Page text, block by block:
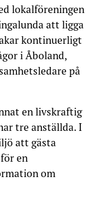
lokalföreningen
att ligga
kontinuerligt
i Åboland,
på
en livskraftig
tre anställda. I
att gästa
en
om